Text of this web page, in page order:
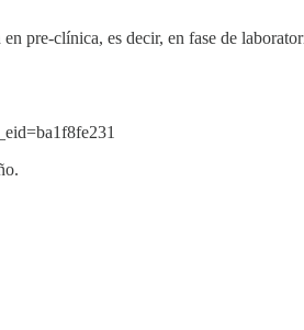
pre-clínica, es decir, en fase de